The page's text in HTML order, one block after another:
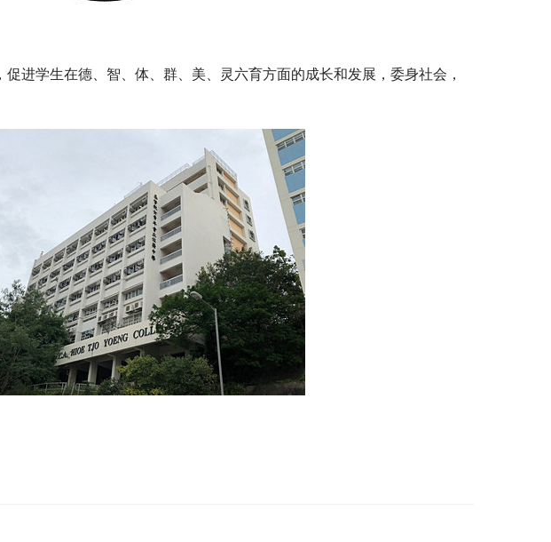
进学生在德、智、体、群、美、灵六育方面的成长和发展，委身社会，